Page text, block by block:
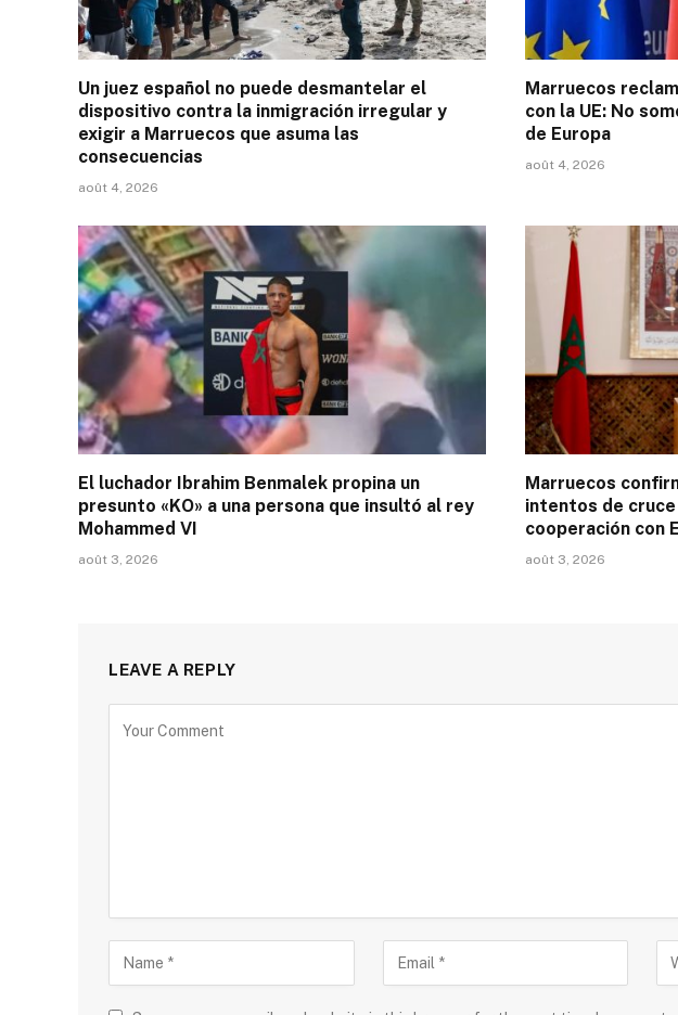
Un juez español no puede desmantelar el
dispositivo contra la inmigración irregular y
exigir a Marruecos que asuma las
consecuencias
août 4, 2026
Marruecos
con la UE: No
de Europa
août 4, 2026
El luchador Ibrahim Benmalek propina un
presunto «KO» a una persona que insultó al rey
Mohammed VI
août 3, 2026
Marruecos
intentos de cruce
cooperación con
août 3, 2026
LEAVE A REPLY